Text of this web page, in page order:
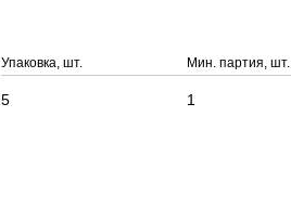
Упаковка, шт. Мин. партия, шт.
5 1